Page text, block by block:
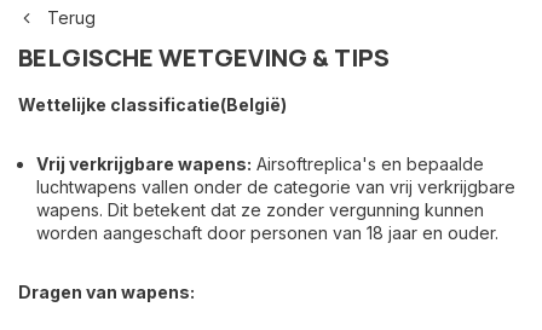
Terug
BELGISCHE WETGEVING & TIPS
Wettelijke classificatie(België)
Vrij verkrijgbare wapens: Airsoftreplica's en bepaalde
luchtwapens vallen onder de categorie van vrij verkrijgbare
wapens. Dit betekent dat ze zonder vergunning kunnen
worden aangeschaft door personen van 18 jaar en ouder.
Dragen van wapens: